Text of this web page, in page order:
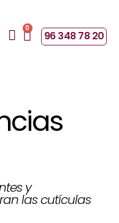
0
Cart96 348 78 20
y
las cutículas